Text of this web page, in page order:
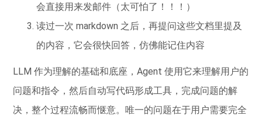
会直接用来发邮件（太可怕了！！！）
读过一次 markdown 之后，再提问这些文档里提及
的内容，它会很快回答，仿佛能记住内容
LLM 作为理解的基础和底座，Agent 使用它来理解用户的
问题和指令，然后自动写代码形成工具，完成问题的解
决，整个过程流畅而惬意。唯一的问题在于用户需要完全